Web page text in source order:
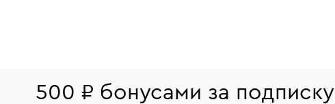
500 ₽ бонусами за подписку